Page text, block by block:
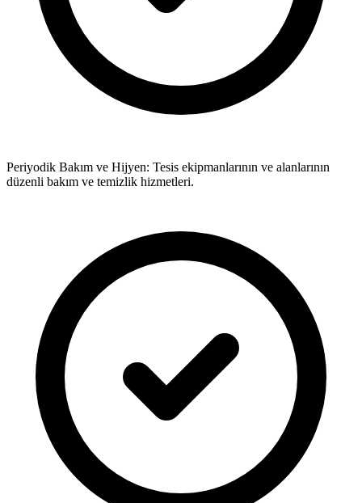
Periyodik Bakım ve Hijyen: Tesis ekipmanlarının ve alanlarının
düzenli bakım ve temizlik hizmetleri.